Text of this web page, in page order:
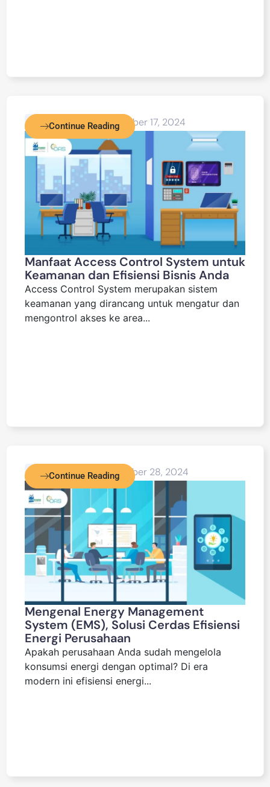
Blog Detail December 17, 2024
Manfaat Access Control System untuk
Keamanan dan Efisiensi Bisnis Anda
Access Control System merupakan sistem
keamanan yang dirancang untuk mengatur dan
mengontrol akses ke area...
Continue Reading
Blog Detail November 28, 2024
Mengenal Energy Management
System (EMS), Solusi Cerdas Efisiensi
Energi Perusahaan
Apakah perusahaan Anda sudah mengelola
konsumsi energi dengan optimal? Di era
modern ini efisiensi energi...
Continue Reading